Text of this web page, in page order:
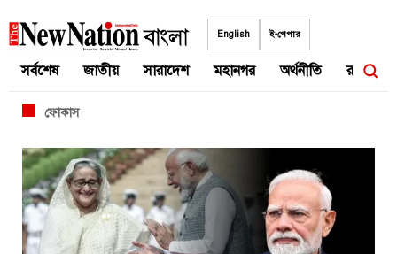
to
English ই-পেপার
সর্বশেষ জাতীয় সারাদেশ মহানগর অর্থনীতি রাজনীতি
ফোকাস